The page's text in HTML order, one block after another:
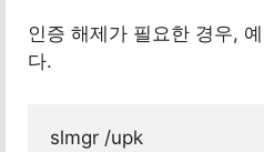
인증 해제가 필요한 경우,
다.